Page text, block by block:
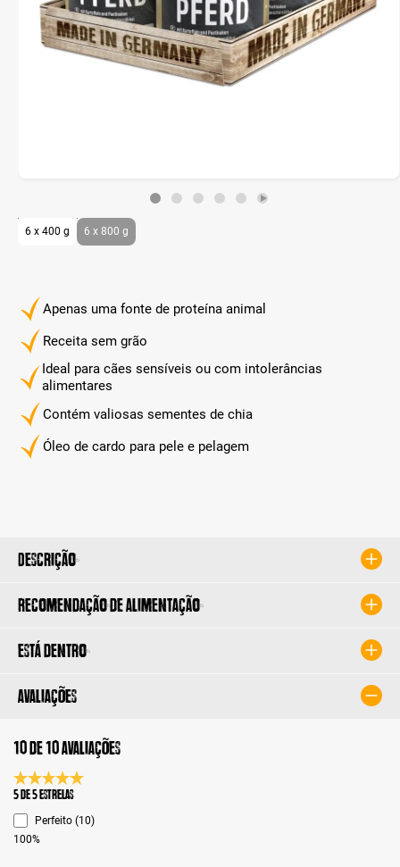
Apenas uma fonte de proteína animal
Receita sem grão
Ideal para cães sensíveis ou com intolerâncias
alimentares
Contém valiosas sementes de chia
Óleo de cardo para pele e pelagem
6 x 400 g 6 x 800 g
Descrição
Recomendação de alimentação
Está dentro
Avaliações
10 de 10 avaliações
Classificação média de 5 de 5 estrelas
5 de 5 Estrelas
Perfeito (10)
100%